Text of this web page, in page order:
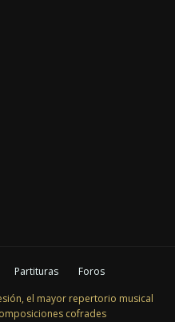
Partituras
Foros
el mayor repertorio musical
cofrades